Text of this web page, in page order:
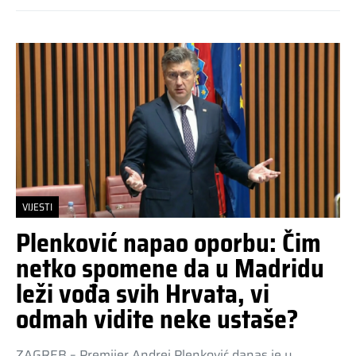
VIJESTI
Plenković napao oporbu: Čim
netko spomene da u Madridu
leži vođa svih Hrvata, vi
odmah vidite neke ustaše?